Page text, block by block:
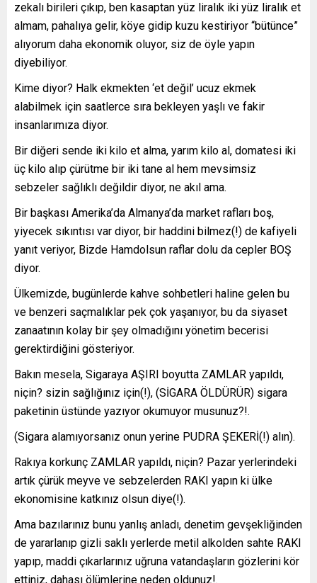
zekalı birileri çıkıp, ben kasaptan yüz liralık iki yüz liralık et
almam, pahalıya gelir, köye gidip kuzu kestiriyor “bütünce”
alıyorum daha ekonomik oluyor, siz de öyle yapın
diyebiliyor.
Kime diyor? Halk ekmekten ‘et değil’ ucuz ekmek
alabilmek için saatlerce sıra bekleyen yaşlı ve fakir
insanlarımıza diyor.
Bir diğeri sende iki kilo et alma, yarım kilo al, domatesi iki
üç kilo alıp çürütme bir iki tane al hem mevsimsiz
sebzeler sağlıklı değildir diyor, ne akıl ama.
Bir başkası Amerika’da Almanya’da market rafları boş,
yiyecek sıkıntısı var diyor, bir haddini bilmez(!) de kafiyeli
yanıt veriyor, Bizde Hamdolsun raflar dolu da cepler BOŞ
diyor.
Ülkemizde, bugünlerde kahve sohbetleri haline gelen bu
ve benzeri saçmalıklar pek çok yaşanıyor, bu da siyaset
zanaatının kolay bir şey olmadığını yönetim becerisi
gerektirdiğini gösteriyor.
Bakın mesela, Sigaraya AŞIRI boyutta ZAMLAR yapıldı,
niçin? sizin sağlığınız için(!), (SİGARA ÖLDÜRÜR) sigara
paketinin üstünde yazıyor okumuyor musunuz?!.
(Sigara alamıyorsanız onun yerine PUDRA ŞEKERİ(!) alın).
Rakıya korkunç ZAMLAR yapıldı, niçin? Pazar yerlerindeki
artık çürük meyve ve sebzelerden RAKI yapın ki ülke
ekonomisine katkınız olsun diye(!).
Ama bazılarınız bunu yanlış anladı, denetim gevşekliğinden
de yararlanıp gizli saklı yerlerde metil alkolden sahte RAKI
yapıp, maddi çıkarlarınız uğruna vatandaşların gözlerini kör
ettiniz, dahası ölümlerine neden oldunuz!.